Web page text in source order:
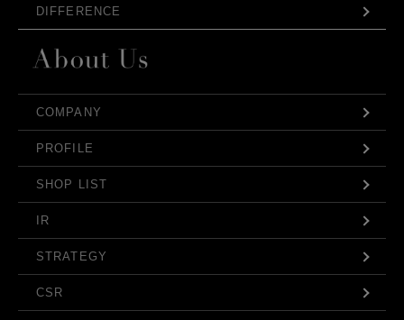
DIFFERENCE
COMPANY
PROFILE
SHOP LIST
IR
STRATEGY
CSR